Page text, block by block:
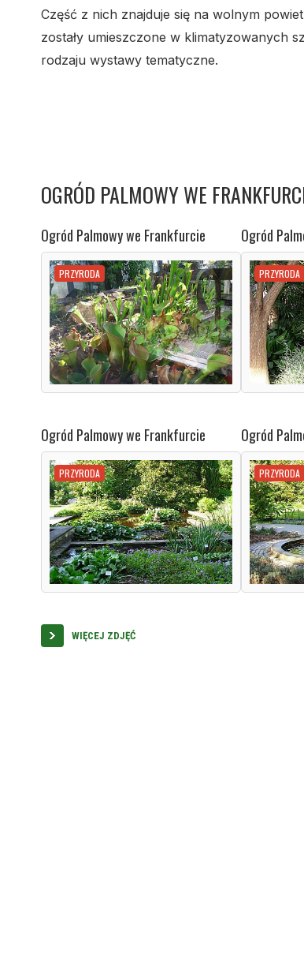
Część z nich znajduje się na wolnym
zostały umieszczone w klimatyzowanych
rodzaju wystawy tematyczne.
OGRÓD PALMOWY WE
Ogród Palmowy we Frankfurcie
PRZYRODA
Ogród
PRZYRODA
Ogród Palmowy we Frankfurcie
PRZYRODA
Ogród
PRZYRODA
WIĘCEJ ZDJĘĆ